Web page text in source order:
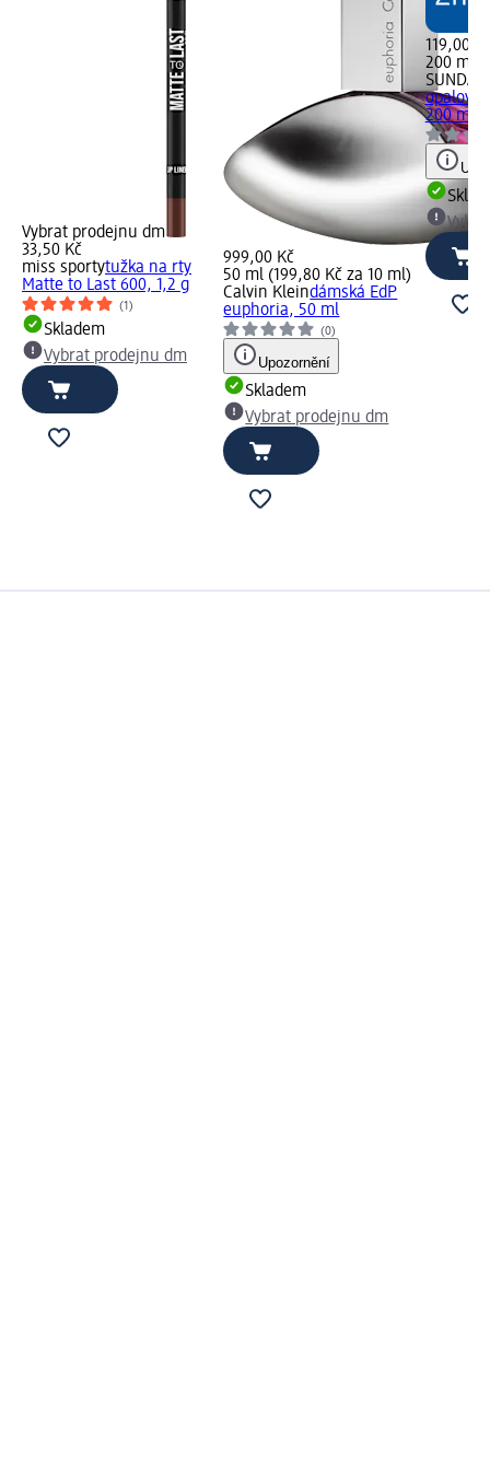
Vybrat prodejnu dm
33,50 Kč
miss sportytužka na rty
Matte to Last 600, 1,2 g
(1)
Skladem
Vybrat prodejnu dm
999,00 Kč
50 ml (199,80 Kč za 10 ml)
Calvin Kleindámská EdP
euphoria, 50 ml
(0)
Upozornění
Skladem
Vybrat prodejnu dm
119,00
200 ml
200 ml